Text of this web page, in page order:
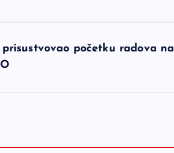
početku radova na